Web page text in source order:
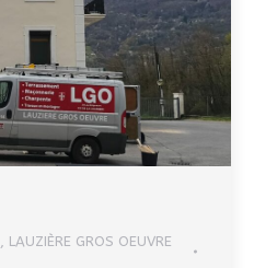
, LAUZIÈRE GROS OEUVRE